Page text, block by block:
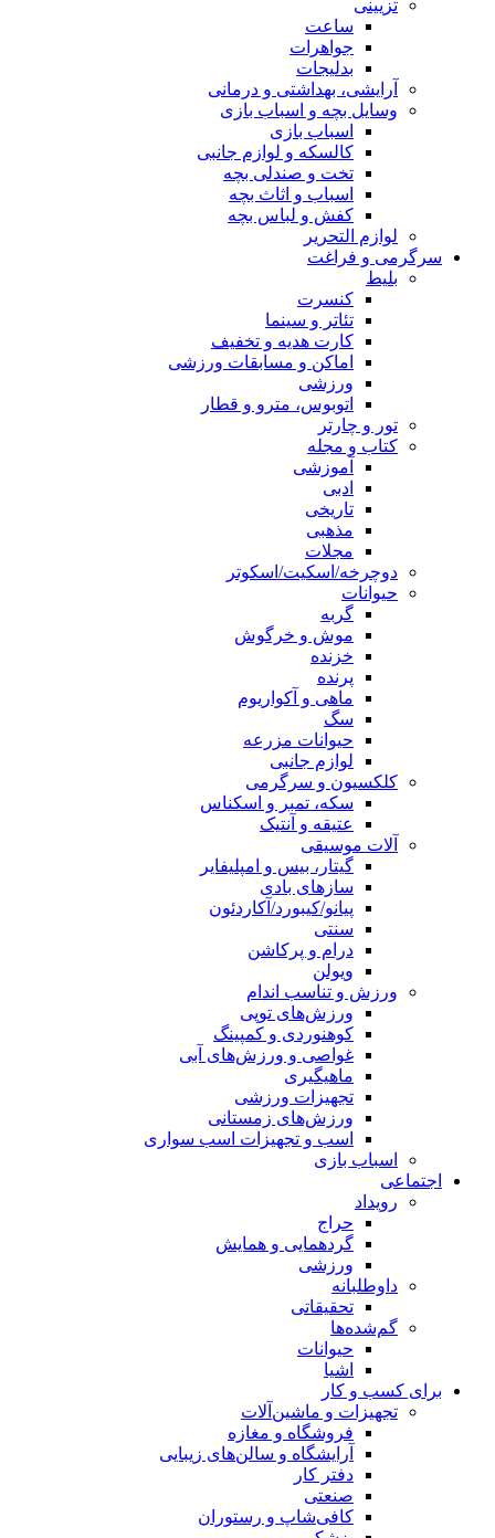
تزیینی
ساعت
جواهرات
بدلیجات
آرایشی، بهداشتی و درمانی
وسایل بچه و اسباب بازی
اسباب بازی
کالسکه و لوازم جانبی
تخت و صندلی بچه
اسباب و اثاث بچه
کفش و لباس بچه
لوازم التحریر
سرگرمی و فراغت
بلیط
کنسرت
تئاتر و سینما
کارت هدیه و تخفیف
اماکن و مسابقات ورزشی
ورزشی
اتوبوس، مترو و قطار
تور و چارتر
کتاب و مجله
آموزشی
ادبی
تاریخی
مذهبی
مجلات
دوچرخه/اسکیت/اسکوتر
حیوانات
گربه
موش و خرگوش
خزنده
پرنده
ماهی و آکواریوم
سگ
حیوانات مزرعه
لوازم جانبی
کلکسیون و سرگرمی
سکه، تمبر و اسکناس
عتیقه و آنتیک
آلات موسیقی
گیتار، بیس و امپلیفایر
سازهای بادی
پیانو/کیبورد/آکاردئون
سنتی
درام و پرکاشن
ویولن
ورزش و تناسب اندام
ورزش‌های توپی
کوهنوردی و کمپینگ
غواصی و ورزش‌های آبی
ماهیگیری
تجهیزات ورزشی
ورزش‌های زمستانی
اسب و تجهیزات اسب سواری
اسباب‌ بازی
اجتماعی
رویداد
حراج
گردهمایی و همایش
ورزشی
داوطلبانه
تحقیقاتی
گم‌شده‌ها
حیوانات
اشیا
برای کسب و کار
تجهیزات و ماشین‌آلات
فروشگاه و مغازه
آرایشگاه و سالن‌های زیبایی
دفتر کار
صنعتی
کافی‌شاپ و رستوران